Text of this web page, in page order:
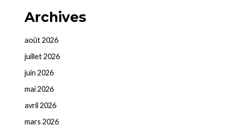
Archives
août 2026
juillet 2026
juin 2026
mai 2026
avril 2026
mars 2026